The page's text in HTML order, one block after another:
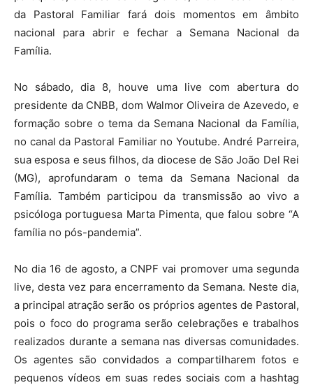
da Pastoral Familiar fará dois momentos em âmbito
nacional para abrir e fechar a Semana Nacional da
Família.
No sábado, dia 8, houve uma live com abertura do
presidente da CNBB, dom Walmor Oliveira de Azevedo, e
formação sobre o tema da Semana Nacional da Família,
no canal da Pastoral Familiar no Youtube. André Parreira,
sua esposa e seus filhos, da diocese de São João Del Rei
(MG), aprofundaram o tema da Semana Nacional da
Família. Também participou da transmissão ao vivo a
psicóloga portuguesa Marta Pimenta, que falou sobre “A
família no pós-pandemia”.
No dia 16 de agosto, a CNPF vai promover uma segunda
live, desta vez para encerramento da Semana. Neste dia,
a principal atração serão os próprios agentes de Pastoral,
pois o foco do programa serão celebrações e trabalhos
realizados durante a semana nas diversas comunidades.
Os agentes são convidados a compartilharem fotos e
pequenos vídeos em suas redes sociais com a hashtag